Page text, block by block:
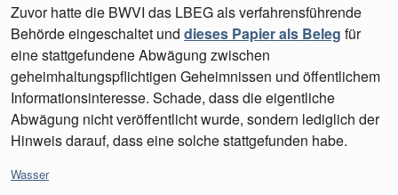
Zuvor hatte die BWVI das LBEG als verfahrensführende
Behörde eingeschaltet und dieses Papier als Beleg für
eine stattgefundene Abwägung zwischen
geheimhaltungspflichtigen Geheimnissen und öffentlichem
Informationsinteresse. Schade, dass die eigentliche
Abwägung nicht veröffentlicht wurde, sondern lediglich der
Hinweis darauf, dass eine solche stattgefunden habe.
Kategorien:
Wasser